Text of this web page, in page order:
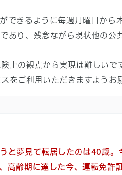
できるように毎週月曜日から
あり、残念ながら現状他の公
上の観点から実現は難しいで
ご利用いただきますようお
と夢見て転居したのは40歳
高齢期に達した今、運転免許